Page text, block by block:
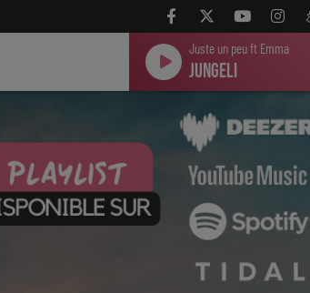
Juste un peu ft Emma
Jungeli